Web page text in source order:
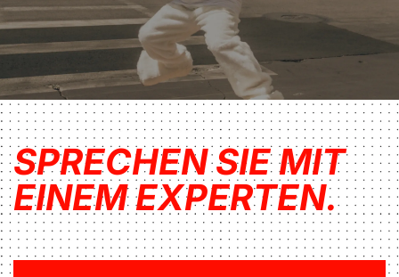
SPRECHEN SIE MIT
EINEM EXPERTEN.